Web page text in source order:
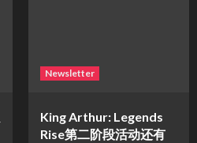
Newsletter
King Arthur: Legends
Rise第二阶段活动还有